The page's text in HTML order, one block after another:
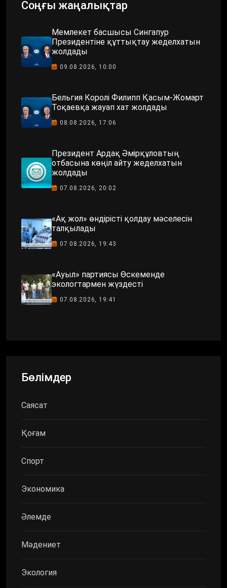
Соңғы жаңалықтар
Мемлекет басшысы Сингапур
Президентіне құттықтау жеделхатын
жолдады
09.08.2026, 10:00
Бельгия Королі Филипп Қасым-Жомарт
Тоқаевқа жауап хат жолдады
08.08.2026, 17:06
Президент Ардақ Әмірқұловтың
отбасына көңіл айту жеделхатын
жолдады
07.08.2026, 20:02
«Ақ жол» өндірісті қолдау мәселесін
талқылады
07.08.2026, 19:43
«Ауыл» партиясы Өскеменде
экологтармен жүздесті
07.08.2026, 19:41
Бөлімдер
Саясат
Қоғам
Спорт
Экономика
Әлемде
Мәдениет
Экология